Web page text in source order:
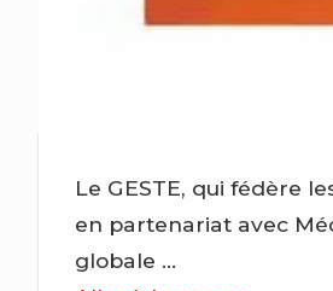
Le GESTE, qui fédère
en partenariat avec
globale …